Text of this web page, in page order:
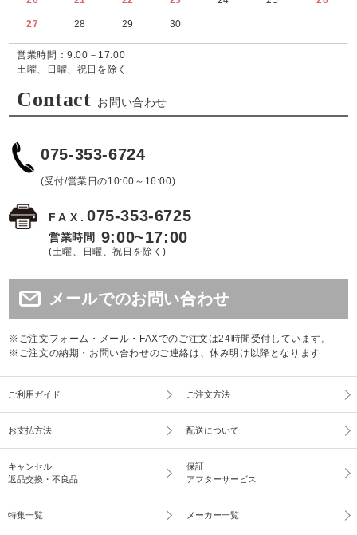
27 28 29 30
営業時間：9:00－17:00
土曜、日曜、祝日を除く
Contact お問い合わせ
075-353-6724
(受付/営業日の10:00～16:00)
FAX.075-353-6725
営業時間 9:00~17:00
(土曜、日曜、祝日を除く)
メールでのお問い合わせ
※ご注文フォーム・メール・FAXでのご注文は24時間受付しています。
※ご注文の納期・お問い合わせのご連絡は、休み明け以降となります
ご利用ガイド ご注文方法
お支払方法 配送について
キャンセル
返品交換・不良品
保証
アフターサービス
特集一覧 メーカー一覧